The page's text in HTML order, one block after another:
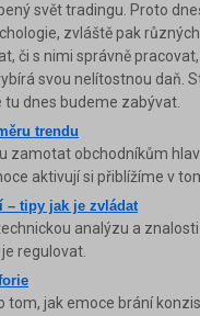
svět tradingu. Proto
zvláště pak
či s nimi správně
svou nelítostnou daň.
tu dnes budeme zabývat.
trendu
zamotat obchodníkům
aktivují si přiblížíme v
– tipy jak je zvládat
analýzu a
regulovat.
tom, jak emoce brání